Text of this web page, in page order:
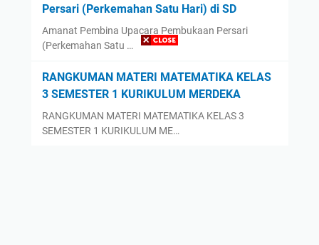
Persari (Perkemahan Satu Hari) di SD
Amanat Pembina Upacara Pembukaan Persari
(Perkemahan Satu …
RANGKUMAN MATERI MATEMATIKA KELAS
3 SEMESTER 1 KURIKULUM MERDEKA
RANGKUMAN MATERI MATEMATIKA KELAS 3
SEMESTER 1 KURIKULUM ME…